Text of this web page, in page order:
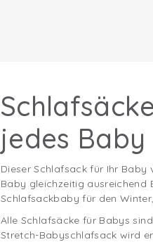
jedes Baby
Dieser Schlafsack für Ihr
Baby gleichzeitig ausreichend
Schlafsackbaby für den
Alle Schlafsäcke für Babys
Stretch-Babyschlafsack wird